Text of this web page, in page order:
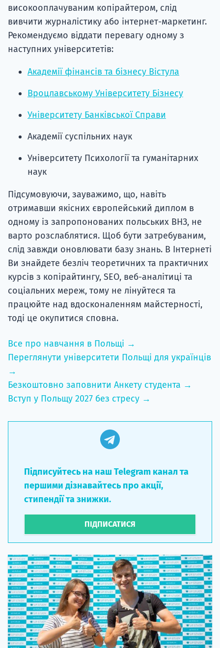
високооплачуваним копірайтером, слід
вивчити журналістику або інтернет-маркетинг.
Рекомендуємо віддати перевагу одному з
наступних університетів:
Академії фінансів та бізнесу Вістула
Вроцлавському Університету Бізнесу
Університету Банківської Справи
Академії суспільних наук
Університету Психології та гуманітарних
наук
Підсумовуючи, зауважимо, що, навіть
отримавши якісних європейський диплом в
одному із запропонованих польських ВНЗ, не
варто розслаблятися. Щоб бути затребуваним,
слід завжди оновлювати базу знань. В Інтернеті
Ви знайдете безліч теоретичних та практичних
курсів з копірайтингу, SEO, веб-аналітиці та
соціальних мереж, тому не лінуйтеся та
працюйте над вдосконаленням майстерності,
тоді це окупитися сповна.
Все про навчання в Польщі →
Переглянути університети Польщі для українців
→
Безкоштовно заповнити Анкету студента →
Вступ у Польщу 2027 без стресу →
Підписуйтесь на наш Telegram канал та
першими дізнавайтесь про акції,
стипендії та знижки.
ПІДПИСАТИСЯ